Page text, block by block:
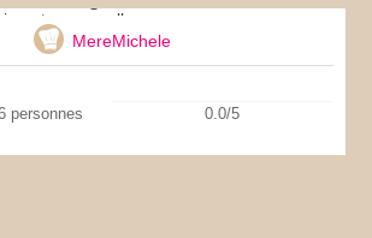
MereMichele
personnes 0.0/5